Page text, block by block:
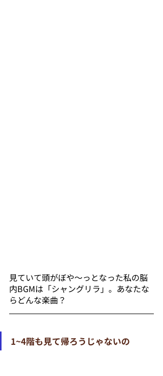
見ていて頭がぼや～っとなった私の脳
内BGMは「シャングリラ」。あなたな
らどんな楽曲？
1~4階も見て帰ろうじゃないの